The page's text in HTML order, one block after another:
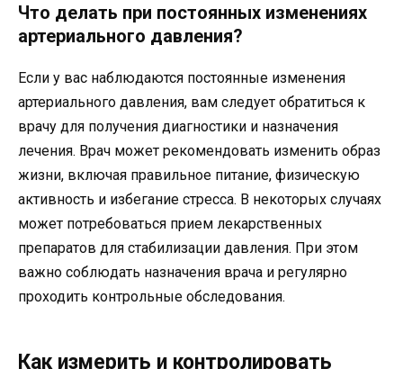
Что делать при постоянных изменениях
артериального давления?
Если у вас наблюдаются постоянные изменения
артериального давления, вам следует обратиться к
врачу для получения диагностики и назначения
лечения. Врач может рекомендовать изменить образ
жизни, включая правильное питание, физическую
активность и избегание стресса. В некоторых случаях
может потребоваться прием лекарственных
препаратов для стабилизации давления. При этом
важно соблюдать назначения врача и регулярно
проходить контрольные обследования.
Как измерить и контролировать